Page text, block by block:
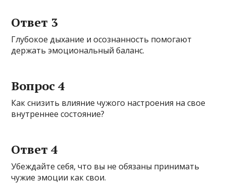
Ответ 3
Глубокое дыхание и осознанность помогают
держать эмоциональный баланс.
Вопрос 4
Как снизить влияние чужого настроения на свое
внутреннее состояние?
Ответ 4
Убеждайте себя, что вы не обязаны принимать
чужие эмоции как свои.